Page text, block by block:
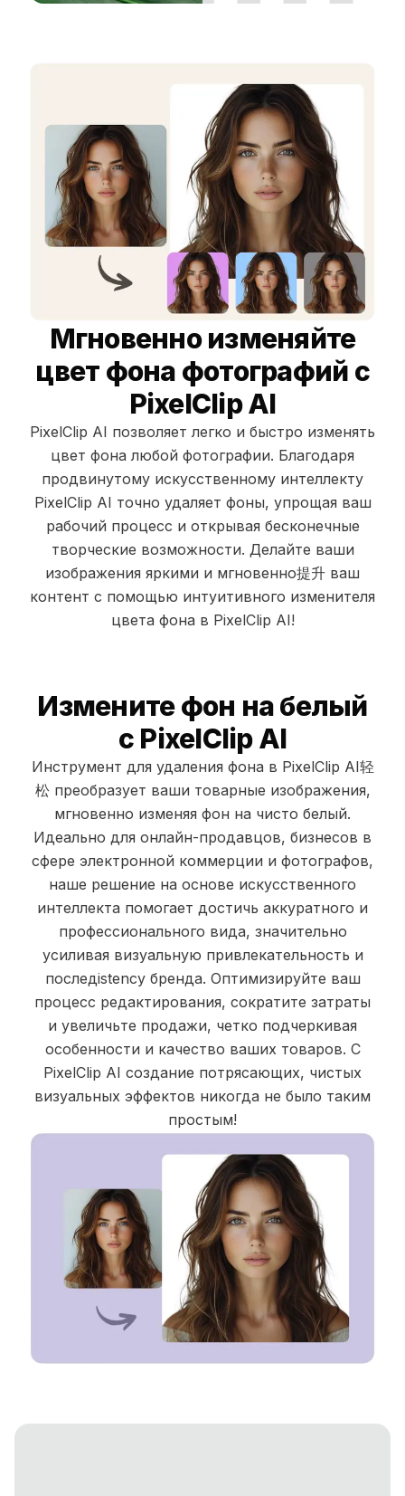
Мгновенно изменяйте
цвет фона фотографий с
PixelClip AI
PixelClip AI позволяет легко и быстро изменять
цвет фона любой фотографии. Благодаря
продвинутому искусственному интеллекту
PixelClip AI точно удаляет фоны, упрощая ваш
рабочий процесс и открывая бесконечные
творческие возможности. Делайте ваши
изображения яркими и мгновенно提升 ваш
контент с помощью интуитивного изменителя
цвета фона в PixelClip AI!
Измените фон на белый
с PixelClip AI
Инструмент для удаления фона в PixelClip AI轻
松 преобразует ваши товарные изображения,
мгновенно изменяя фон на чисто белый.
Идеально для онлайн-продавцов, бизнесов в
сфере электронной коммерции и фотографов,
наше решение на основе искусственного
интеллекта помогает достичь аккуратного и
профессионального вида, значительно
усиливая визуальную привлекательность и
последistency бренда. Оптимизируйте ваш
процесс редактирования, сократите затраты
и увеличьте продажи, четко подчеркивая
особенности и качество ваших товаров. С
PixelClip AI создание потрясающих, чистых
визуальных эффектов никогда не было таким
простым!